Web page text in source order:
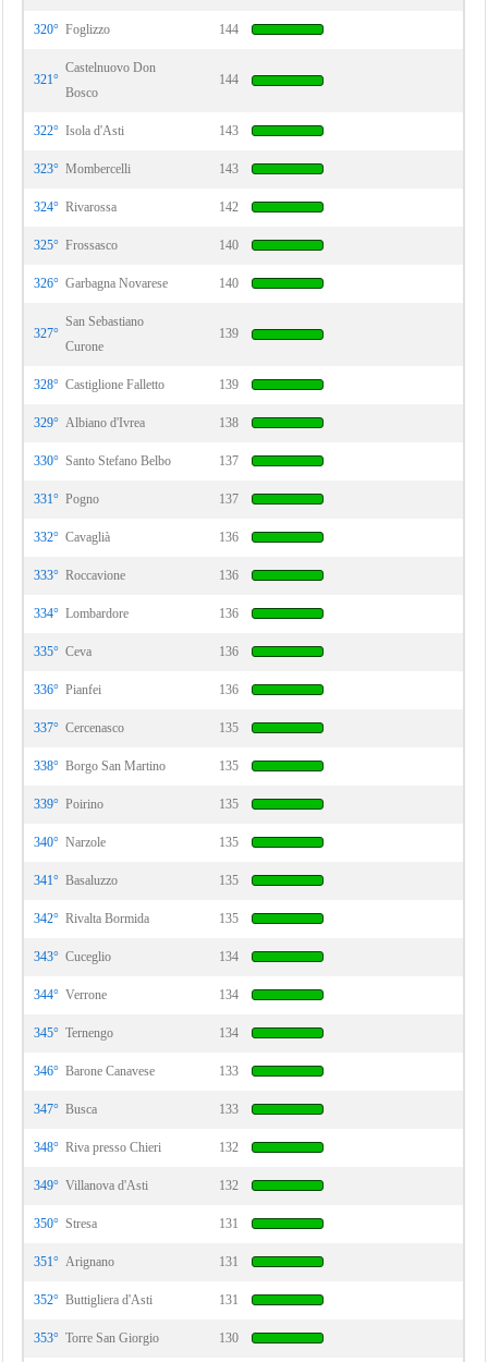
320° Foglizzo 144
321°
Castelnuovo Don
Bosco
144
322° Isola d'Asti 143
323° Mombercelli 143
324° Rivarossa 142
325° Frossasco 140
326° Garbagna Novarese 140
327°
San Sebastiano
Curone
139
328° Castiglione Falletto 139
329° Albiano d'Ivrea 138
330° Santo Stefano Belbo 137
331° Pogno 137
332° Cavaglià 136
333° Roccavione 136
334° Lombardore 136
335° Ceva 136
336° Pianfei 136
337° Cercenasco 135
338° Borgo San Martino 135
339° Poirino 135
340° Narzole 135
341° Basaluzzo 135
342° Rivalta Bormida 135
343° Cuceglio 134
344° Verrone 134
345° Ternengo 134
346° Barone Canavese 133
347° Busca 133
348° Riva presso Chieri 132
349° Villanova d'Asti 132
350° Stresa 131
351° Arignano 131
352° Buttigliera d'Asti 131
353° Torre San Giorgio 130